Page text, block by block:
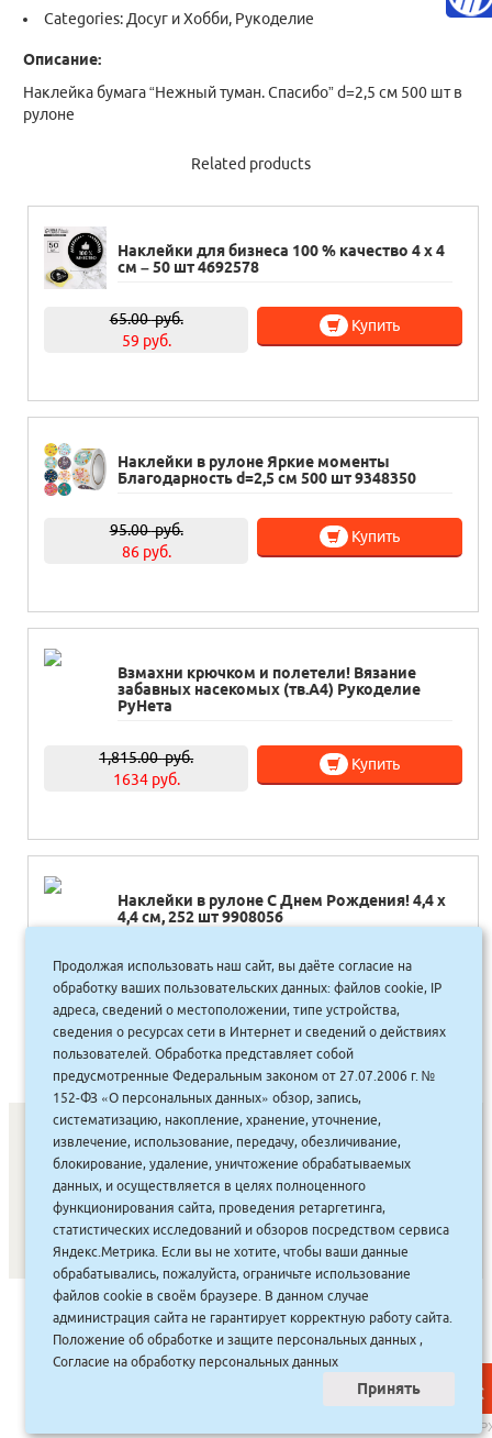
Categories:Досуг и Хобби, Рукоделие
Описание:
Наклейка бумага “Нежный туман. Спасибо” d=2,5 см 500 шт в
рулоне
Related products
Наклейки для бизнеса 100 % качество 4 х 4
см – 50 шт 4692578
65.00руб.
59 руб.
Купить
Наклейки в рулоне Яркие моменты
Благодарность d=2,5 см 500 шт 9348350
95.00руб.
86 руб.
Купить
Взмахни крючком и полетели! Вязание
забавных насекомых (тв.А4) Рукоделие
РуНета
1,815.00руб.
1634 руб.
Купить
Наклейки в рулоне С Днем Рождения! 4,4 х
4,4 см, 252 шт 9908056
235.00руб.
212 руб.
Купить
АКЦИЯЛАР|ДИСКОНТНАЙ СИСТЕМА|ЮРИДИЧЕСКАЙ
ВАКАНСИЯЛАР|
САЙТ СОЗДАН:ООО "ЭЙФОС"
. ИНФОРМАЦИОННЫЕ
ТЕХНОЛОГИИ
Продолжая использовать наш сайт, вы даёте согласие на
обработку ваших пользовательских данных: файлов cookie, IP
адреса, сведений о местоположении, типе устройства,
сведения о ресурсах сети в Интернет и сведений о действиях
пользователей. Обработка представляет собой
предусмотренные Федеральным законом от 27.07.2006 г. №
152-ФЗ «О персональных данных» обзор, запись,
систематизацию, накопление, хранение, уточнение,
извлечение, использование, передачу, обезличивание,
блокирование, удаление, уничтожение обрабатываемых
данных, и осуществляется в целях полноценного
функционирования сайта, проведения ретаргетинга,
статистических исследований и обзоров посредством сервиса
Яндекс.Метрика. Если вы не хотите, чтобы ваши данные
обрабатывались, пожалуйста, ограничьте использование
файлов cookie в своём браузере. В данном случае
администрация сайта не гарантирует корректную работу сайта.
Положение об обработке и защите персональных данных ,
Согласие на обработку персональных данных
Принять